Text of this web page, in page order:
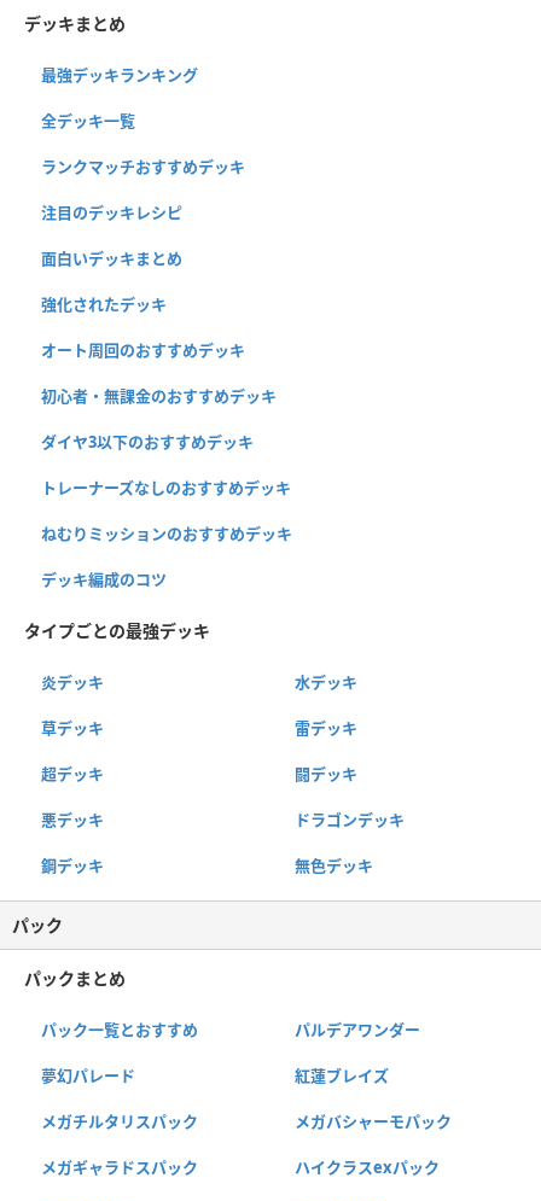
デッキまとめ
最強デッキランキング
全デッキ一覧
ランクマッチおすすめデッキ
注目のデッキレシピ
面白いデッキまとめ
強化されたデッキ
オート周回のおすすめデッキ
初心者・無課金のおすすめデッキ
ダイヤ3以下のおすすめデッキ
トレーナーズなしのおすすめデッキ
ねむりミッションのおすすめデッキ
デッキ編成のコツ
タイプごとの最強デッキ
炎デッキ 水デッキ
草デッキ 雷デッキ
超デッキ 闘デッキ
悪デッキ ドラゴンデッキ
鋼デッキ 無色デッキ
パック
パックまとめ
パック一覧とおすすめ パルデアワンダー
夢幻パレード 紅蓮ブレイズ
メガチルタリスパック メガバシャーモパック
メガギャラドスパック ハイクラスexパック